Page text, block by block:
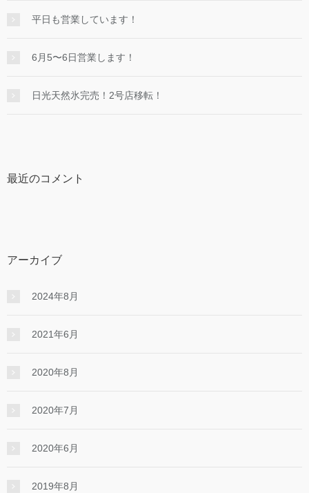
平日も営業しています！
6月5〜6日営業します！
日光天然氷完売！2号店移転！
最近のコメント
アーカイブ
2024年8月
2021年6月
2020年8月
2020年7月
2020年6月
2019年8月